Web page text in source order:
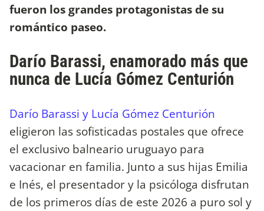
fueron los grandes protagonistas de su
romántico paseo.
Darío Barassi, enamorado más que
nunca de Lucía Gómez Centurión
Darío Barassi y Lucía Gómez Centurión
eligieron las sofisticadas postales que ofrece
el exclusivo balneario uruguayo para
vacacionar en familia. Junto a sus hijas Emilia
e Inés, el presentador y la psicóloga disfrutan
de los primeros días de este 2026 a puro sol y